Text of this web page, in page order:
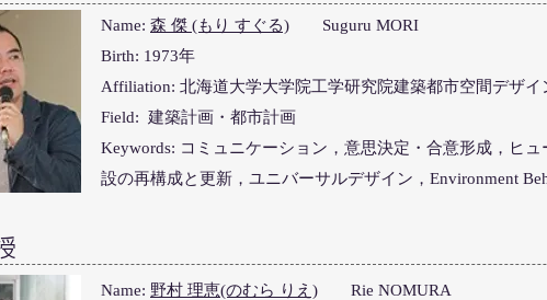
Name: 森 傑 (もり すぐる) Suguru MORI
Birth: 1973年
Affiliation: 北海道大学大学院工学研究院建築都市空間デザ
Field: 建築計画・都市計画
Keywords: コミュニケーション，意思決定・合意形成，ヒ
設の再構成と更新，ユニバーサルデザイン，Environment
Name: 野村 理恵(のむら りえ) Rie NOMURA